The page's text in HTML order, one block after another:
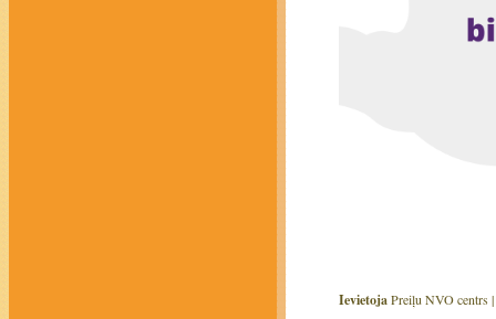
IevietojaPreiļu NVO centrs |